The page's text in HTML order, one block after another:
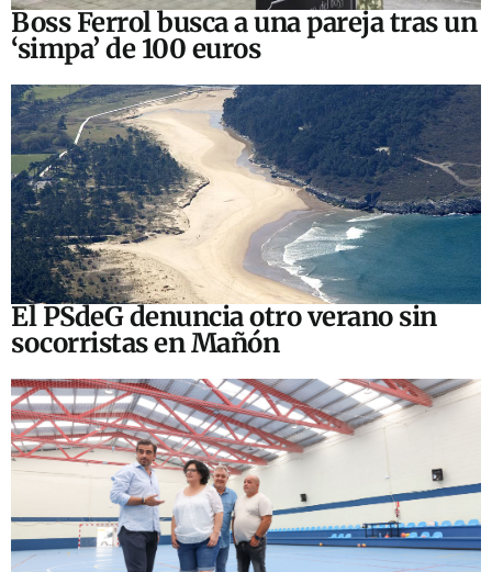
Boss Ferrol busca a una pareja tras un
‘simpa’ de 100 euros
El PSdeG denuncia otro verano sin
socorristas en Mañón